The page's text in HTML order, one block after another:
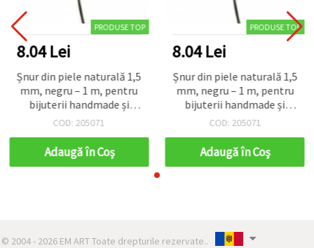
PRODUSE TOP
8.04 Lei
Șnur din piele naturală 1,5
mm, negru – 1 m, pentru
bijuterii handmade și
accesorii craft
COD: 205071
Adaugă în Coş
PRODUSE TOP
8.04 Lei
Șnur din piele naturală 1,5
mm, negru – 1 m, pentru
bijuterii handmade și
accesorii craft
COD: 205071
Adaugă în Coş
© 2004 - 2026 EM ART Toate drepturile rezervate..